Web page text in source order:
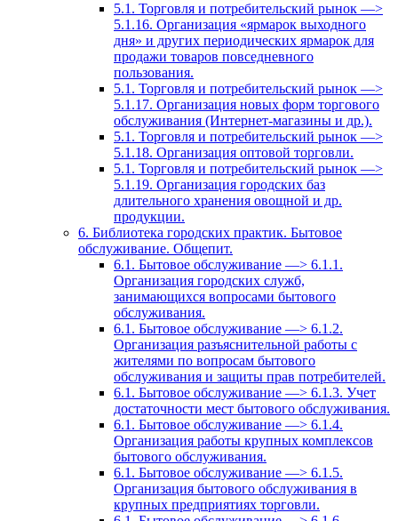
5.1. Торговля и потребительский рынок —>
5.1.16. Организация «ярмарок выходного
дня» и других периодических ярмарок для
продажи товаров повседневного
пользования.
5.1. Торговля и потребительский рынок —>
5.1.17. Организация новых форм торгового
обслуживания (Интернет-магазины и др.).
5.1. Торговля и потребительский рынок —>
5.1.18. Организация оптовой торговли.
5.1. Торговля и потребительский рынок —>
5.1.19. Организация городских баз
длительного хранения овощной и др.
продукции.
6. Библиотека городских практик. Бытовое
обслуживание. Общепит.
6.1. Бытовое обслуживание —> 6.1.1.
Организация городских служб,
занимающихся вопросами бытового
обслуживания.
6.1. Бытовое обслуживание —> 6.1.2.
Организация разъяснительной работы с
жителями по вопросам бытового
обслуживания и защиты прав потребителей.
6.1. Бытовое обслуживание —> 6.1.3. Учет
достаточности мест бытового обслуживания.
6.1. Бытовое обслуживание —> 6.1.4.
Организация работы крупных комплексов
бытового обслуживания.
6.1. Бытовое обслуживание —> 6.1.5.
Организация бытового обслуживания в
крупных предприятиях торговли.